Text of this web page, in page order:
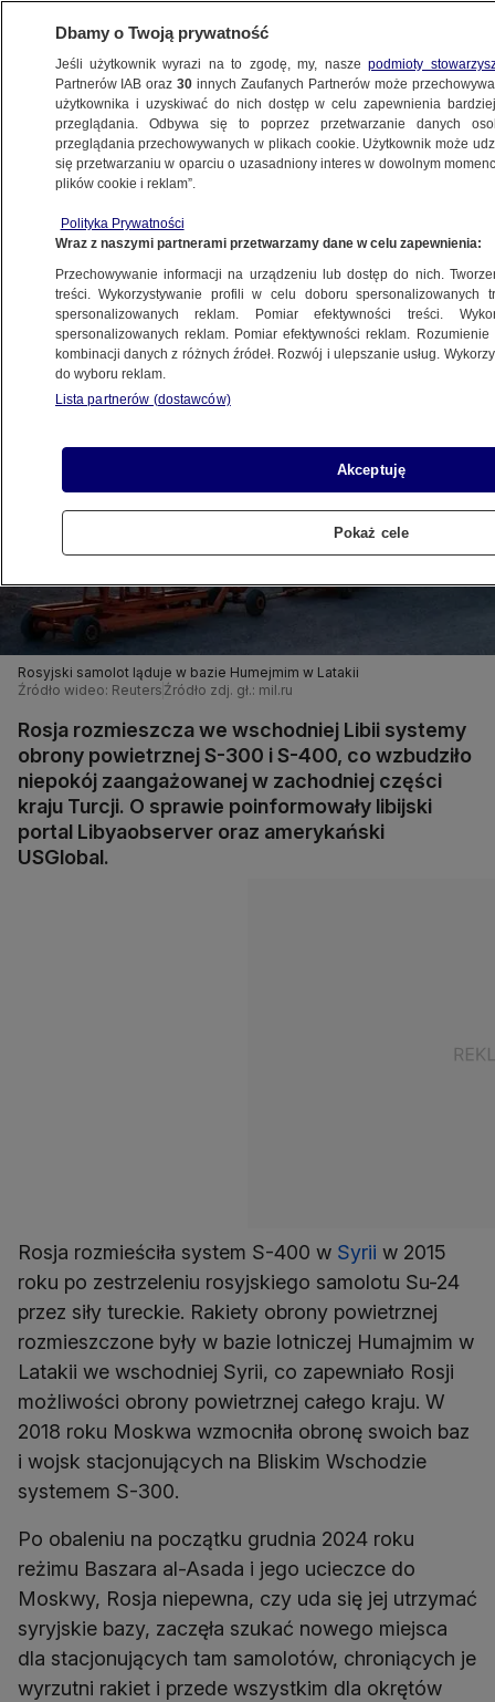
ŚWIAT
z baz w Syrii
26.12.2024, 12:33
Udostępnij
Rosyjski samolot ląduje w bazie Humejmim w Latakii
Źródło wideo: Reuters Źródło zdj. gł.: mil.ru
Rosja rozmieszcza we wschodniej Libii systemy
obrony powietrznej S-300 i S-400, co wzbudziło
niepokój zaangażowanej w zachodniej części
kraju Turcji. O sprawie poinformowały libijski
portal Libyaobserver oraz amerykański
USGlobal.
Rosja rozmieściła system S-400 w Syrii w 2015
roku po zestrzeleniu rosyjskiego samolotu Su-24
przez siły tureckie. Rakiety obrony powietrznej
rozmieszczone były w bazie lotniczej Humajmim w
Latakii we wschodniej Syrii, co zapewniało Rosji
możliwości obrony powietrznej całego kraju. W
2018 roku Moskwa wzmocniła obronę swoich baz
i wojsk stacjonujących na Bliskim Wschodzie
systemem S-300.
Po obaleniu na początku grudnia 2024 roku
reżimu Baszara al-Asada i jego ucieczce do
Moskwy, Rosja niepewna, czy uda się jej utrzymać
syryjskie bazy, zaczęła szukać nowego miejsca
dla stacjonujących tam samolotów, chroniących je
wyrzutni rakiet i przede wszystkim dla okrętów
Dbamy o Twoją prywatność
Jeśli użytkownik wyrazi na to zgodę, my, naszepodmioty
Partnerów IAB oraz30 innych Zaufanych Partnerów może
użytkownika i uzyskiwać do nich dostęp w celu zapewnienia
przeglądania. Odbywa się to poprzez przetwarzanie danych
przeglądania przechowywanych w plikach cookie. Użytkownik może
się przetwarzaniu w oparciu o uzasadniony interes w dowolnym
plików cookie i reklam”.
Polityka Prywatności
Wraz z naszymi partnerami przetwarzamy dane w celu zapewnienia:
Przechowywanie informacji na urządzeniu lub dostęp do nich.
treści. Wykorzystywanie profili w celu doboru spersonalizowanych
spersonalizowanych reklam. Pomiar efektywności treści.
spersonalizowanych reklam. Pomiar efektywności reklam.
kombinacji danych z różnych źródeł. Rozwój i ulepszanie usług.
do wyboru reklam.
Lista partnerów (dostawców)
Akceptuję
Pokaż cele